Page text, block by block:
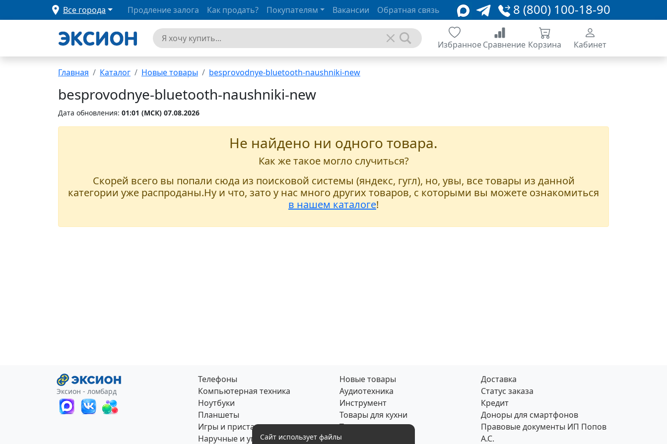
Все города 8 (800) 100-18-90
Продление залога Как продать? Покупателям Вакансии Обратная связь
ИзбранноеСравнение Корзина Кабинет
Главная Каталог Новые товары besprovodnye-bluetooth-naushniki-new
besprovodnye-bluetooth-naushniki-new
Дата обновления: 01:01 (MCК) 07.08.2026
Не найдено ни одного товара.
Как же такое могло случиться?
Скорей всего вы попали сюда из поисковой системы (яндекс, гугл), но, увы, все товары из данной
категории уже распроданы.Ну и что, зато у нас много других товаров, с которыми вы можете ознакомиться
в нашем каталоге!
Эксион - ломбард
Телефоны
Компьютерная техника
Ноутбуки
Планшеты
Игры и приставки
Наручные и умные часы
Новые товары
Аудиотехника
Инструмент
Товары для кухни
Товары для дома
Скупка по почте
Доставка
Статус заказа
Кредит
Доноры для смартфонов
Правовые документы ИП Попов
А.С.
Сайт использует файлы